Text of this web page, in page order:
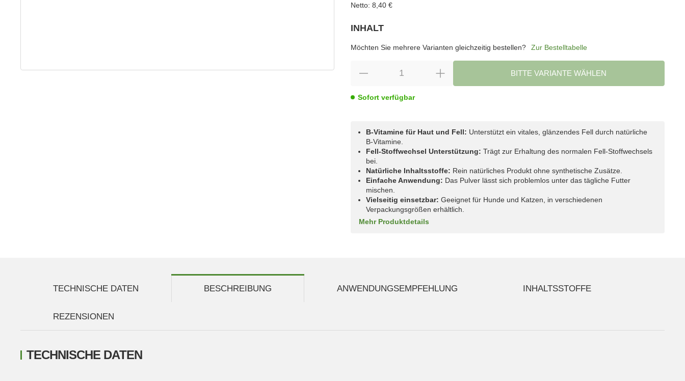
Netto: 8,40 €
INHALT
Möchten Sie mehrere Varianten gleichzeitig bestellen?
Zur Bestelltabelle
BITTE VARIANTE WÄHLEN
Sofort verfügbar
B-Vitamine für Haut und Fell: Unterstützt ein vitales, glänzendes Fell durch natürliche
B-Vitamine.
Fell-Stoffwechsel Unterstützung: Trägt zur Erhaltung des normalen Fell-Stoffwechsels
bei.
Natürliche Inhaltsstoffe: Rein natürliches Produkt ohne synthetische Zusätze.
Einfache Anwendung: Das Pulver lässt sich problemlos unter das tägliche Futter
mischen.
Vielseitig einsetzbar: Geeignet für Hunde und Katzen, in verschiedenen
Verpackungsgrößen erhältlich.
Mehr Produktdetails
TECHNISCHE DATEN BESCHREIBUNG ANWENDUNGSEMPFEHLUNG INHALTSSTOFFE
REZENSIONEN
TECHNISCHE DATEN